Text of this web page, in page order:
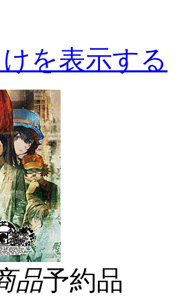
を表示する
品予約品